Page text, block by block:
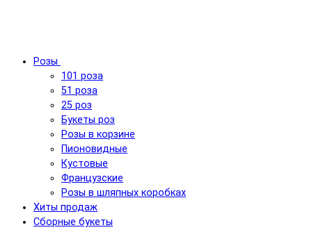
Розы
101 роза
51 роза
25 роз
Букеты роз
Розы в корзине
Пионовидные
Кустовые
Французские
Розы в шляпных коробках
Хиты продаж
Сборные букеты